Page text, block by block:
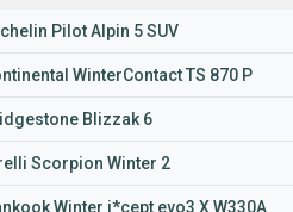
Pilot Alpin 5 SUV
WinterContact TS 870 P
Blizzak 6
Scorpion Winter 2
Winter i*cept evo3 X W330A